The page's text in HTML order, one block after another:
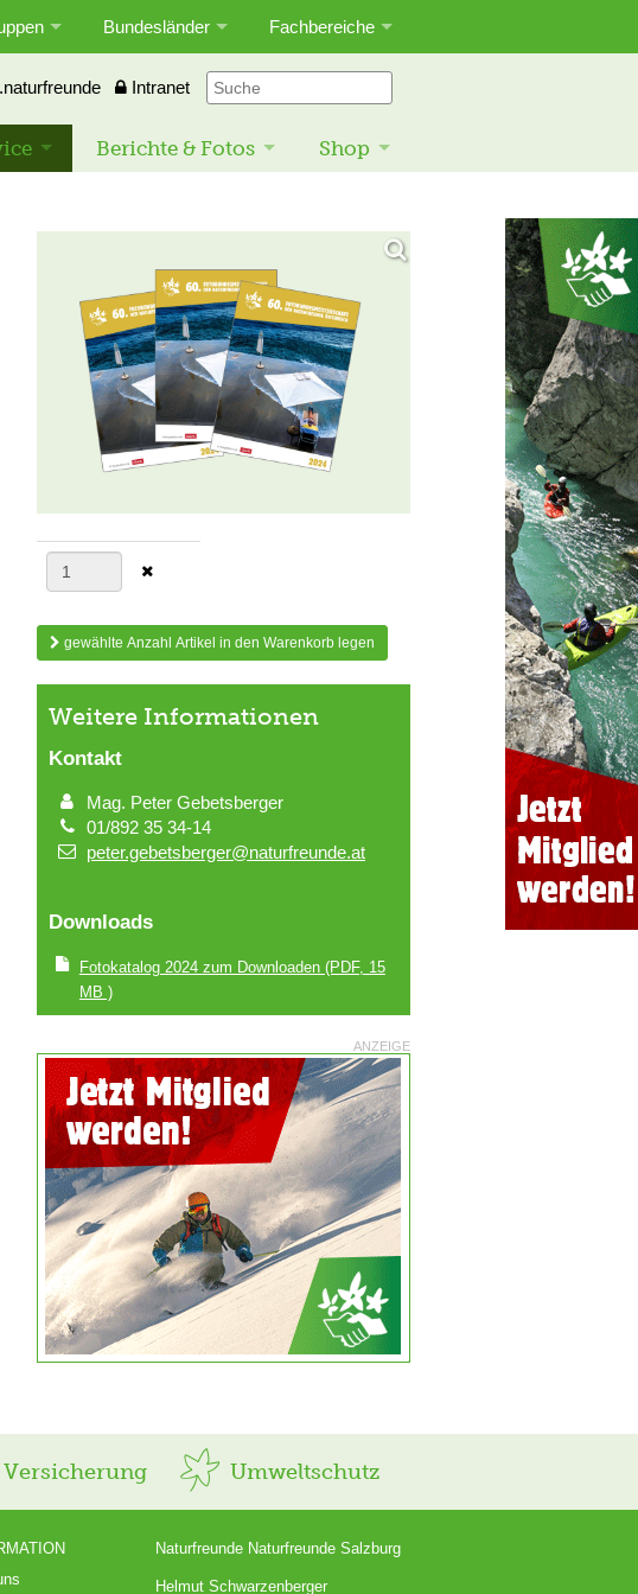
Bundesländer Fachbereiche
Intranet
Berichte & Fotos Shop
gewählte Anzahl Artikel in den Warenkorb legen
Weitere Informationen
Kontakt
Mag. Peter Gebetsberger
01/892 35 34-14
peter.gebetsberger@naturfreunde.at
Downloads
Fotokatalog 2024 zum Downloaden(PDF, 15
MB )
ANZEIGE
Versicherung Umweltschutz
Naturfreunde Naturfreunde Salzburg
Helmut Schwarzenberger